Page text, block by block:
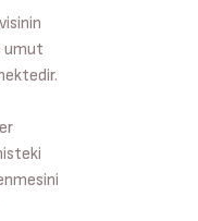
umut